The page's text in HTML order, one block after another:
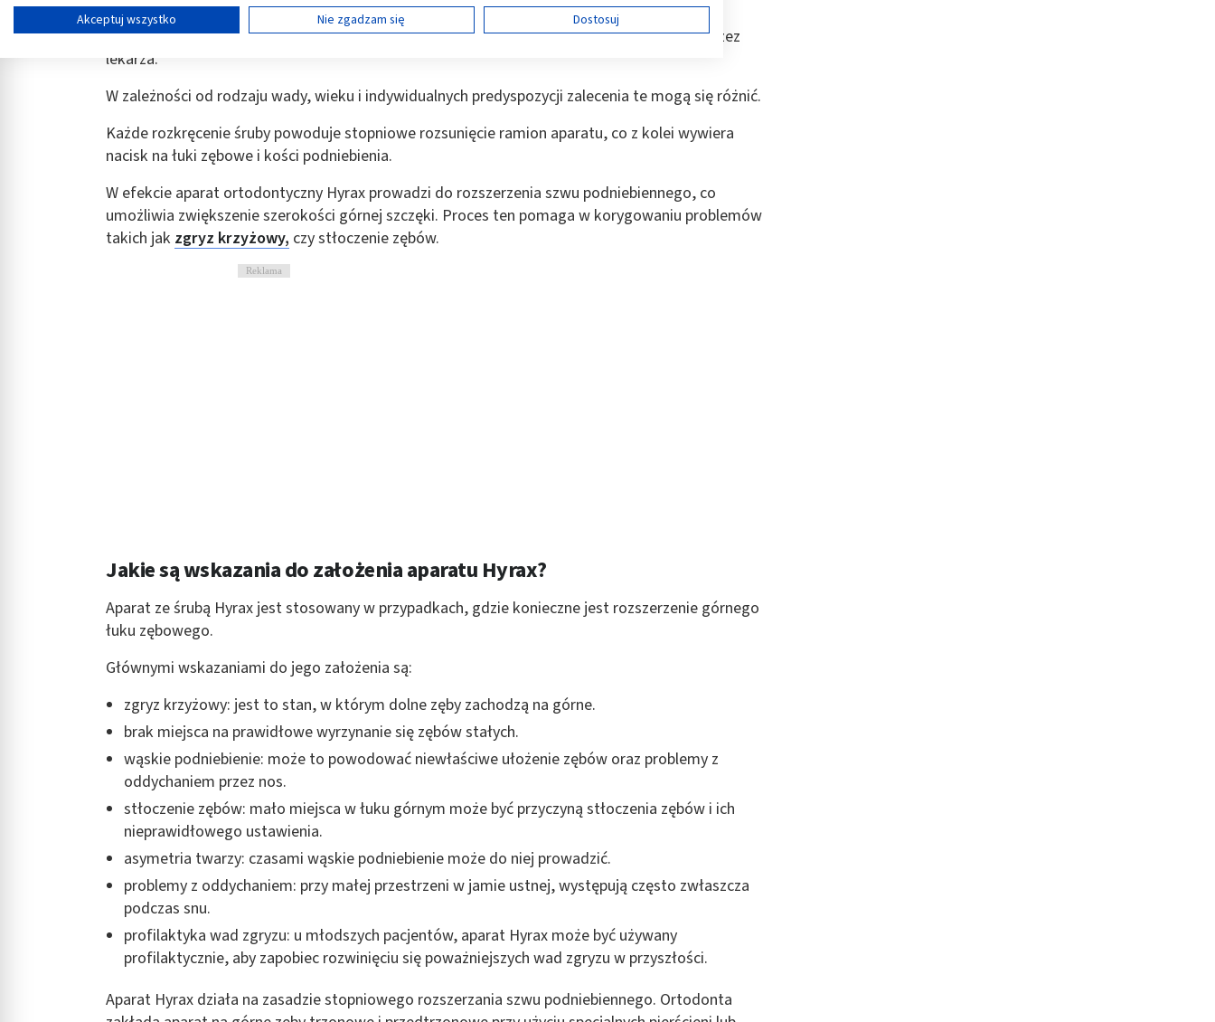
Pacjent otrzymuje specjalny kluczyk, którym rozkręca śrubę zgodnie z instrukcją podaną przez
lekarza.
W zależności od rodzaju wady, wieku i indywidualnych predyspozycji zalecenia te mogą się różnić.
Każde rozkręcenie śruby powoduje stopniowe rozsunięcie ramion aparatu, co z kolei wywiera
nacisk na łuki zębowe i kości podniebienia.
W efekcie aparat ortodontyczny Hyrax prowadzi do rozszerzenia szwu podniebiennego, co
umożliwia zwiększenie szerokości górnej szczęki. Proces ten pomaga w korygowaniu problemów
takich jak zgryz krzyżowy, czy stłoczenie zębów.
Reklama
Jakie są wskazania do założenia aparatu Hyrax?
Aparat ze śrubą Hyrax jest stosowany w przypadkach, gdzie konieczne jest rozszerzenie górnego
łuku zębowego.
Głównymi wskazaniami do jego założenia są:
zgryz krzyżowy: jest to stan, w którym dolne zęby zachodzą na górne.
brak miejsca na prawidłowe wyrzynanie się zębów stałych.
wąskie podniebienie: może to powodować niewłaściwe ułożenie zębów oraz problemy z
oddychaniem przez nos.
stłoczenie zębów: mało miejsca w łuku górnym może być przyczyną stłoczenia zębów i ich
nieprawidłowego ustawienia.
asymetria twarzy: czasami wąskie podniebienie może do niej prowadzić.
problemy z oddychaniem: przy małej przestrzeni w jamie ustnej, występują często zwłaszcza
podczas snu.
profilaktyka wad zgryzu: u młodszych pacjentów, aparat Hyrax może być używany
profilaktycznie, aby zapobiec rozwinięciu się poważniejszych wad zgryzu w przyszłości.
Aparat Hyrax działa na zasadzie stopniowego rozszerzania szwu podniebiennego. Ortodonta
Tworzenie profili w celu spersonalizowanych reklam
Pomiar efektywności reklam
Pomiar efektywności treści
Rozumienie odbiorców dzięki statystyce lub kombinacji danych z różnych źródeł
Akceptuj wszystko Nie zgadzam się Dostosuj